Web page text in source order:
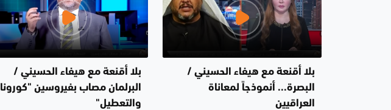
بلا أقنعة مع هيفاء الحسيني /
البصرة... أنموذجاً لمعاناة
العراقيين
بلا أقنعة مع هيفاء الحسيني /
البرلمان مصاب بفيروسين "كورونا
والتعطيل"